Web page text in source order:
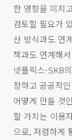
한 영향을 미치
검토할 필요가
산 방식과도 연
책과도 연계해
넷플릭스-SKB
정하고 공공적
어떻게 만들 것
할 가치는 이용
으로, 저렴하게